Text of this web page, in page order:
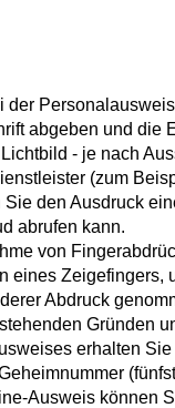
der
abgeben und
- je nach
(zum
den Ausdruck
abrufen kann.
von
eines
Abdruck
Gründen
erhalten Sie
Ausweis können